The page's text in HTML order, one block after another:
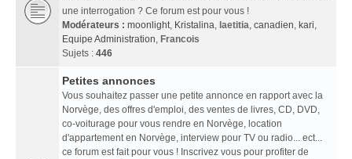
une interrogation ? Ce forum est pour vous !
Modérateurs : moonlight, Kristalina, laetitia, canadien, kari,
Equipe Administration, Francois
Sujets : 446
Petites annonces
Vous souhaitez passer une petite annonce en rapport avec la
Norvège, des offres d'emploi, des ventes de livres, CD, DVD,
co-voiturage pour vous rendre en Norvège, location
d'appartement en Norvège, interview pour TV ou radio... ect...
ce forum est fait pour vous ! Inscrivez vous pour profiter de